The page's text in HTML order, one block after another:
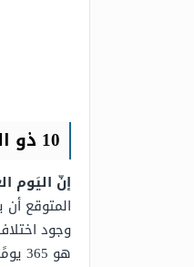
10 ذو الحجة كم يوافق ميلادي
إنّ اليَوم العَاشِر مِن
هو 365 يومًا.